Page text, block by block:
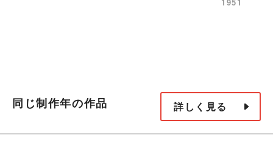
同じ制作年の作品 詳しく見る